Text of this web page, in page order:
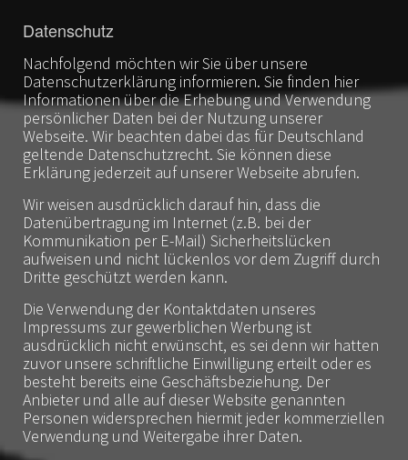
Datenschutz
Nachfolgend möchten wir Sie über unsere
Datenschutzerklärung informieren. Sie finden hier
Informationen über die Erhebung und Verwendung
persönlicher Daten bei der Nutzung unserer
Webseite. Wir beachten dabei das für Deutschland
geltende Datenschutzrecht. Sie können diese
Erklärung jederzeit auf unserer Webseite abrufen.
Wir weisen ausdrücklich darauf hin, dass die
Datenübertragung im Internet (z.B. bei der
Kommunikation per E-Mail) Sicherheitslücken
aufweisen und nicht lückenlos vor dem Zugriff durch
Dritte geschützt werden kann.
Die Verwendung der Kontaktdaten unseres
Impressums zur gewerblichen Werbung ist
ausdrücklich nicht erwünscht, es sei denn wir hatten
zuvor unsere schriftliche Einwilligung erteilt oder es
besteht bereits eine Geschäftsbeziehung. Der
Anbieter und alle auf dieser Website genannten
Personen widersprechen hiermit jeder kommerziellen
Verwendung und Weitergabe ihrer Daten.